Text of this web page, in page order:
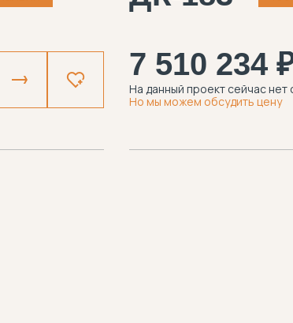
7 510 234
На данный проект сейчас нет
Но мы можем обсудить цену